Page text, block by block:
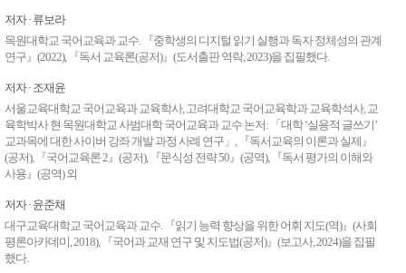
미술 초보의 미술 수다
이미선의 그리스 신화 읽기
황주리의 그림소설 ‘네버랜드 다이어리'
유토피아/디스토피아 문학 이야기
이명호의 '감정의 산책자'
정여울의 ‘고전 캐릭터 열전’
이삼출의 '영시로 읽는 사람 이야기'
저자 · 류보라
목원대학교 국어교육과 교수. 『중학생의 디지털 읽기 실행과 독자 정체성의 관계
연구』(2022), 『독서 교육론(공저)』(도서출판 역락, 2023)을 집필했다.
저자 · 조재윤
서울교육대학교 국어교육과 교육학사, 고려대학교 국어교육학과 교육학석사, 교
육학박사 현 목원대학교 사범대학 국어교육과 교수 논저: 「대학 ‘실용적 글쓰기’
교과목에 대한 사이버 강좌 개발 과정 사례 연구」, 『독서교육의 이론과 실제』
(공저), 『국어교육론 2』(공저), 『문식성 전략 50』(공역), 『독서 평가의 이해와
사용』(공역) 외
저자 · 윤준채
대구교육대학교 국어교육과 교수. 『읽기 능력 향상을 위한 어휘 지도(역)』(사회
평론아카데미, 2018), 『국어과 교재 연구 및 지도법(공저)』(보고사, 2024)을 집필
했다.